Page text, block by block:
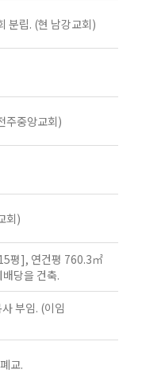
분립. (현 남강교회)
주중앙교회)
회)
평], 연건평 760.3㎡
당을 건축.
부임. (이임
교.